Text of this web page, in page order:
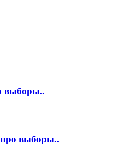
выборы..
про выборы..